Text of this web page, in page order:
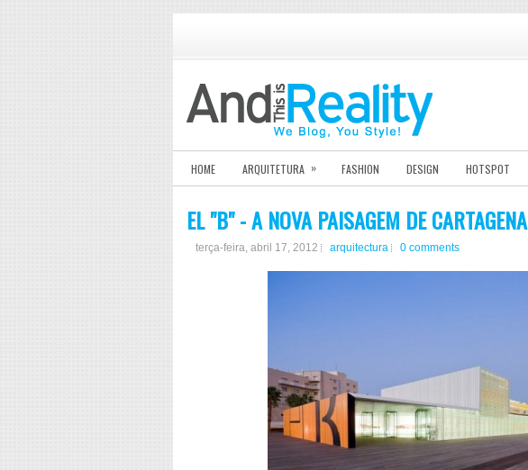
HOME ARQUITETURA » FASHION DESIGN HOTSPOT
EL "B" - A NOVA PAISAGEM DE CARTAGENA
terça-feira, abril 17, 2012 arquitectura 0 comments